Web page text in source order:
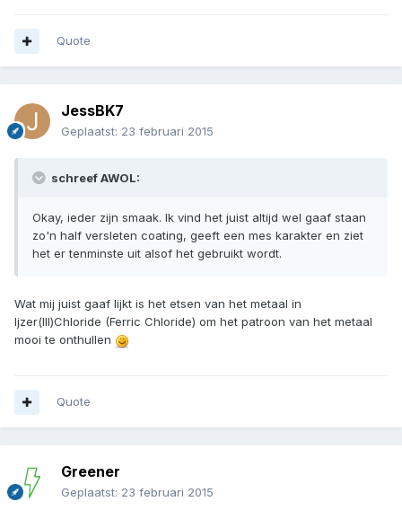
Quote
JessBK7
Geplaatst: 23 februari 2015
schreef AWOL:
Okay, ieder zijn smaak. Ik vind het juist altijd wel gaaf staan
zo'n half versleten coating, geeft een mes karakter en ziet
het er tenminste uit alsof het gebruikt wordt.
Wat mij juist gaaf lijkt is het etsen van het metaal in
Ijzer(III)Chloride (Ferric Chloride) om het patroon van het metaal
mooi te onthullen
Quote
Greener
Geplaatst: 23 februari 2015